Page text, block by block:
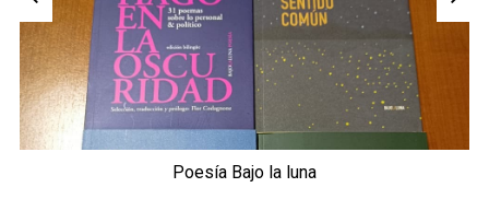
Poesía Bajo la luna